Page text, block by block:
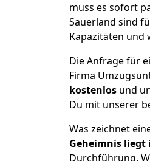
muss es sofort
Sauerland sind
Kapazitäten und
Die Anfrage für
Firma
kostenlos und
Du mit unserer
Was zeichnet
Geheimnis
Durchführung.